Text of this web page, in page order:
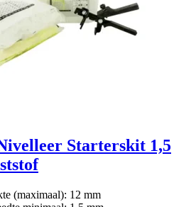
Starterskit 1,5
(maximaal): 12 mm